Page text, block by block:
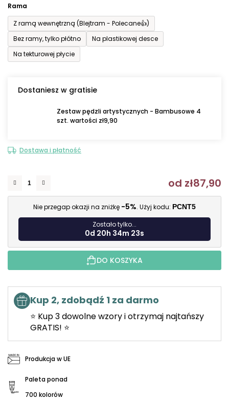
Rama
Z ramą wewnętrzną (Blejtram - Polecane👍)
Bez ramy, tylko płótno
Na plastikowej desce
Na tekturowej płycie
Dostaniesz w gratisie
Zestaw pędzli artystycznych - Bambusowe 4
szt. wartości zł9,90
Dostawa i płatność
od zł87,90
Nie przegap okazji na zniżkę -5%. Użyj kodu: PCNT5
Zostało tylko...
0d 20h 34m 22s
DO KOSZYKA
Kup 2, zdobądź 1 za darmo
⭐ Kup 3 dowolne wzory i otrzymaj najtańszy
GRATIS! ⭐
Produkcja w UE
Paleta ponad
700 kolorów